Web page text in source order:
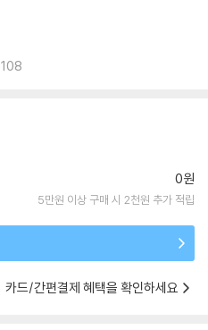
108
0원
5만원 이상 구매 시 2천원 추가 적립
카드/간편결제 혜택을 확인하세요